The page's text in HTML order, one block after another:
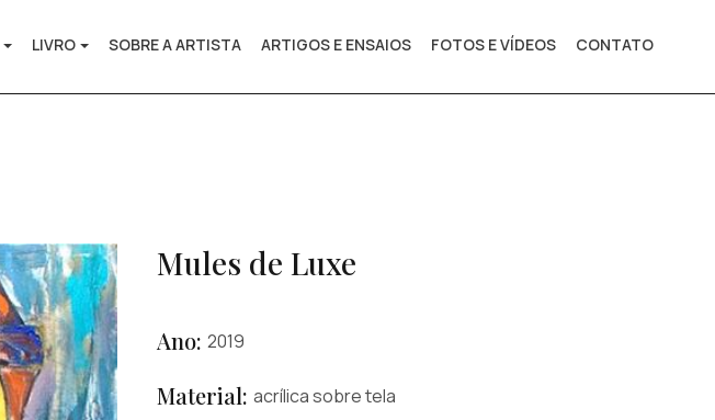
LIVRO SOBRE A ARTISTA ARTIGOS E ENSAIOS FOTOS E VÍDEOS CONTATO
Mules de Luxe
Ano: 2019
Material: acrílica sobre tela